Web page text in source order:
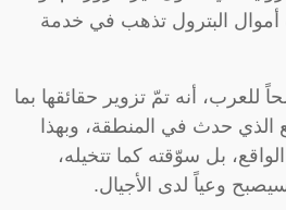
أموال البترول تذهب في خدمة
للعرب، أنه تمّ تزوير حقائقها بما
الذي حدث في المنطقة، وبهذا
بل سوّقته كما تتخيله،
وعياً لدى الأجيال.